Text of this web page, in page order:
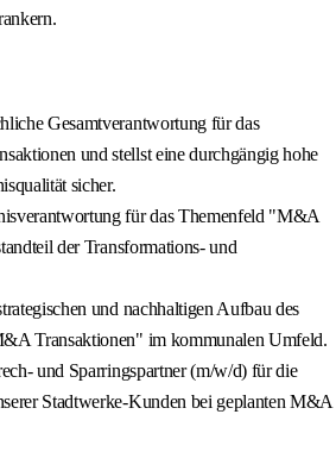
Gesamtverantwortung für das
und stellst eine durchgängig hohe
sicher.
für das Themenfeld "M&A
der Transformations- und
und nachhaltigen Aufbau des
Transaktionen" im kommunalen Umfeld.
und Sparringspartner (m/w/d) für die
Stadtwerke-Kunden bei geplanten M&A